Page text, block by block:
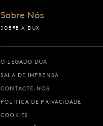
Sobre Nós
SOBRE A DUX
O LEGADO DUX
SALA DE IMPRENSA
CONTACTE-NOS
POLÍTICA DE PRIVACIDADE
COOKIES